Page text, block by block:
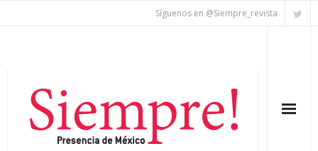
Síguenos en @Siempre_revista